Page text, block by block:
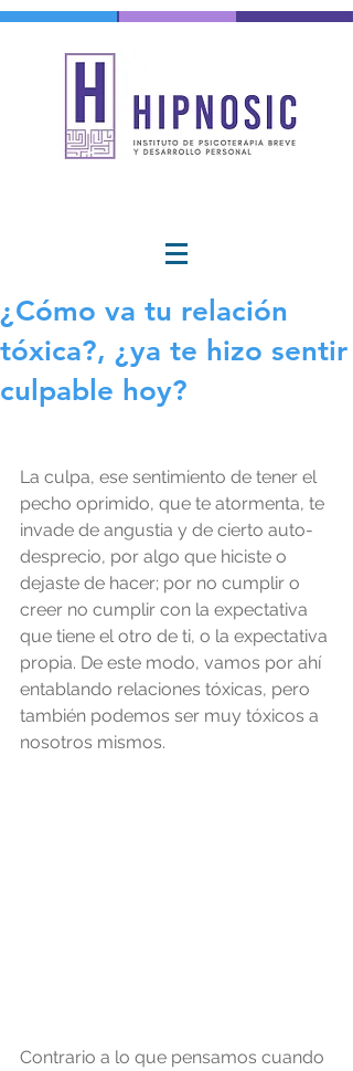
¿Cómo va tu relación
tóxica?, ¿ya te hizo sentir
culpable hoy?
La culpa, ese sentimiento de tener el
pecho oprimido, que te atormenta, te
invade de angustia y de cierto auto-
desprecio, por algo que hiciste o
dejaste de hacer; por no cumplir o
creer no cumplir con la expectativa
que tiene el otro de ti, o la expectativa
propia. De este modo, vamos por ahí
entablando relaciones tóxicas, pero
también podemos ser muy tóxicos a
nosotros mismos.
Contrario a lo que pensamos cuando